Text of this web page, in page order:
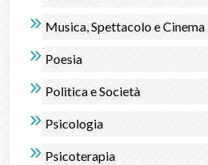
Musica, Spettacolo e Cinema
Poesia
Politica e Società
Psicologia
Psicoterapia